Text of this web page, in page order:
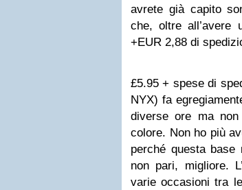
avrete già capito
che, oltre all’avere
+EUR 2,88 di
£5.95 + spese di
NYX) fa
diverse ore ma
colore. Non ho più
perché questa
non pari, migliore.
varie occasioni tra